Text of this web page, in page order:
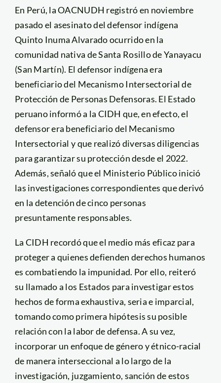
En Perú, la OACNUDH registró en noviembre
pasado el asesinato del defensor indígena
Quinto Inuma Alvarado ocurrido en la
comunidad nativa de Santa Rosillo de Yanayacu
(San Martín). El defensor indígena era
beneficiario del Mecanismo Intersectorial de
Protección de Personas Defensoras. El Estado
peruano informó a la CIDH que, en efecto, el
defensor era beneficiario del Mecanismo
Intersectorial y que realizó diversas diligencias
para garantizar su protección desde el 2022.
Además, señaló que el Ministerio Público inició
las investigaciones correspondientes que derivó
en la detención de cinco personas
presuntamente responsables.
La CIDH recordó que el medio más eficaz para
proteger a quienes defienden derechos humanos
es combatiendo la impunidad. Por ello, reiteró
su llamado a los Estados para investigar estos
hechos de forma exhaustiva, seria e imparcial,
tomando como primera hipótesis su posible
relación con la labor de defensa. A su vez,
incorporar un enfoque de género y étnico-racial
de manera interseccional a lo largo de la
investigación, juzgamiento, sanción de estos